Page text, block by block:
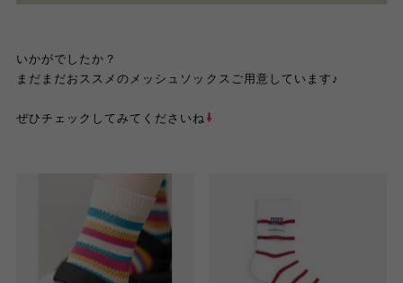
いかがでしたか？
まだまだおススメのメッシュソックスご用意しています♪
ぜひチェックしてみてくださいね ⇩